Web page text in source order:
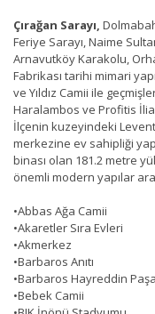
Çırağan Sarayı,
Feriye Sarayı, Naime
Arnavutköy Karakolu,
Fabrikası tarihi mimari
ve Yıldız Camii ile
Haralambos ve Profitis
İlçenin kuzeyindeki
merkezine ev sahipliği
binası olan 181.2 metre
önemli modern yapılar
•Abbas Ağa Camii
•Akaretler Sıra Evleri
•Akmerkez
•Barbaros Anıtı
•Barbaros Hayreddin
•Bebek Camii